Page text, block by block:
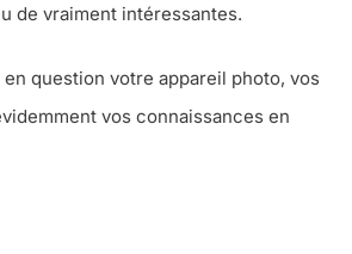
de vraiment intéressantes.
question votre appareil photo, vos
vos connaissances en